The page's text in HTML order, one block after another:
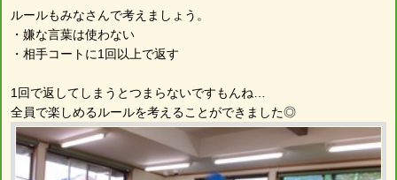
ルールもみなさんで考えましょう。
・嫌な言葉は使わない
・相手コートに1回以上で返す
1回で返してしまうとつまらないですもんね…
全員で楽しめるルールを考えることができました◎